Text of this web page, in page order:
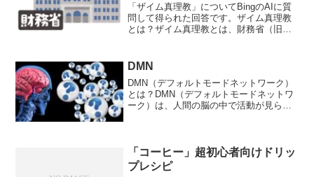
「ザイム真理教」についてBingのAIに質
問して得られた回答です。ザイム真理教
とは？ザイム真理教とは、財務省（旧大
ければ、国家財政は破綻する」というも
ので、税金や社会保...
DMN
DMN（デフォルトモードネットワーク）
とは？DMN（デフォルトモードネットワ
ーク）は、人間の脳の中で活動が見られ
互に関連して活動...
「コーヒー」超初心者向けドリッ
プレシピ